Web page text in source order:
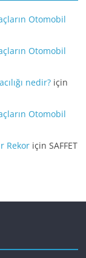
Otomobil
Otomobil
nedir? için
Otomobil
Rekor içinSAFFET